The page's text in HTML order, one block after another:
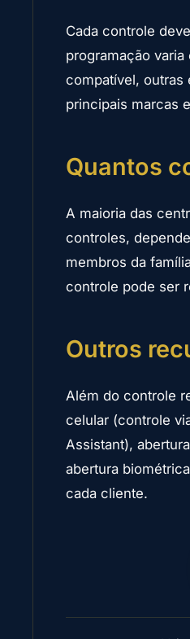
Cada controle
programação
compatível,
principais marcas
Quantos
A maioria das
controles,
membros da
controle pode ser
Outros
Além do controle
celular (controle
Assistant),
abertura
cada cliente.